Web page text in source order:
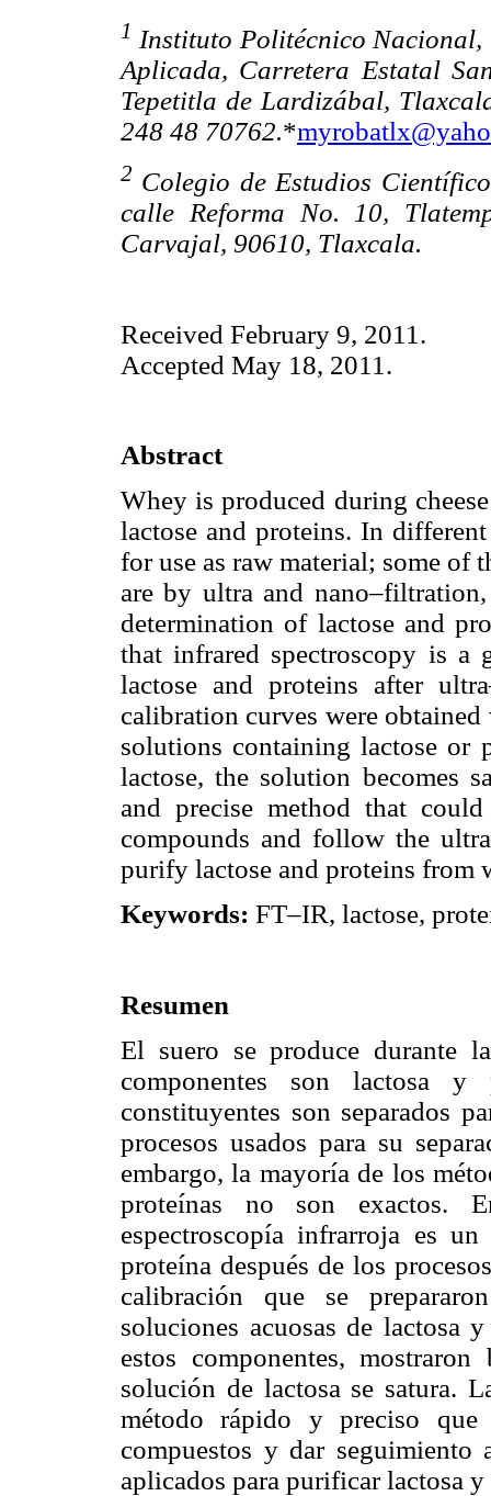
1 Instituto Politécnico
Aplicada, Carretera Estatal
Tepetitla de Lardizábal,
248 48 70762.*
2 Colegio de Estudios
calle Reforma No. 10,
Carvajal, 90610, Tlaxcala.
Received February 9, 2011.
Accepted May 18, 2011.
Abstract
Whey is produced during
lactose and proteins. In
for use as raw material; some of
are by ultra and
determination of lactose and
that infrared spectroscopy is
lactose and proteins after
calibration curves were
solutions containing lactose or
lactose, the solution becomes
and precise method that
compounds and follow the
purify lactose and proteins from
Keywords: FT–IR, lactose,
Resumen
El suero se produce durante
componentes son lactosa y
constituyentes son separados
procesos usados para su
embargo, la mayoría de los
proteínas no son exactos.
espectroscopía infrarroja es
proteína después de los
calibración que se
soluciones acuosas de lactosa
estos componentes,
solución de lactosa se satura.
método rápido y preciso que
compuestos y dar
aplicados para purificar lactosa